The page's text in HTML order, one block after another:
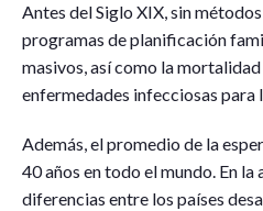
Antes del Siglo XIX, sin
programas de planificación
masivos, así como la
enfermedades infecciosas para
Además, el promedio de la
40 años en todo el mundo. En
diferencias entre los países